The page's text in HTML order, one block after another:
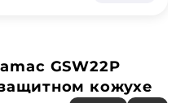
GSW22P
кожухе